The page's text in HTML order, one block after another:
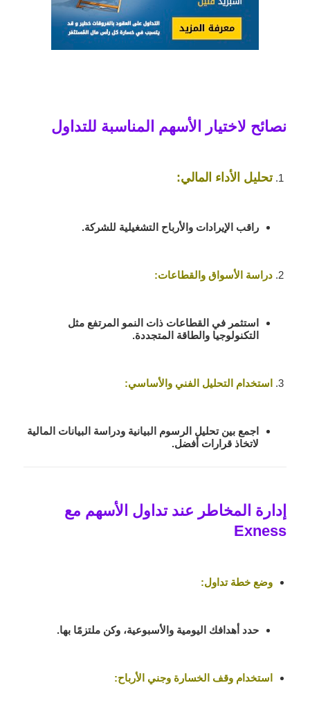
نصائح لاختيار الأسهم المناسبة للتداول
تحليل الأداء المالي:
راقب الإيرادات والأرباح التشغيلية للشركة.
دراسة الأسواق والقطاعات:
استثمر في القطاعات ذات النمو المرتفع مثل
التكنولوجيا والطاقة المتجددة.
استخدام التحليل الفني والأساسي:
اجمع بين تحليل الرسوم البيانية ودراسة البيانات المالية
لاتخاذ قرارات أفضل.
إدارة المخاطر عند تداول الأسهم مع
Exness
وضع خطة تداول:
حدد أهدافك اليومية والأسبوعية، وكن ملتزمًا بها.
استخدام وقف الخسارة وجني الأرباح: